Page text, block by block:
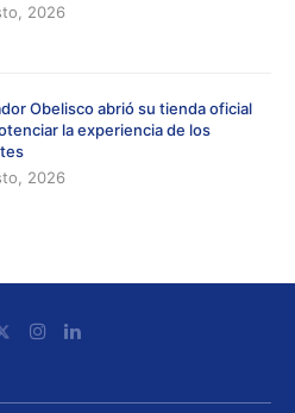
2026
Obelisco abrió su tienda oficial
la experiencia de los
2026